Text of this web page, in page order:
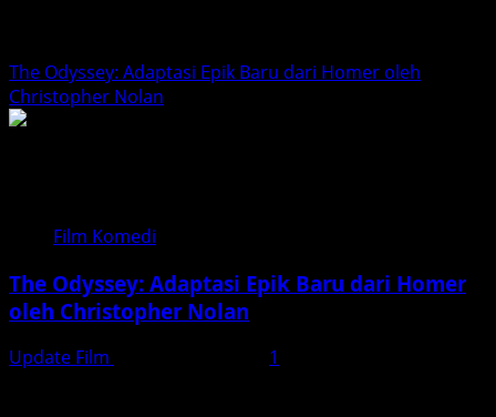
The Odyssey: Adaptasi Epik Baru dari Homer oleh
Christopher Nolan
Film Komedi
The Odyssey: Adaptasi Epik Baru dari Homer
oleh Christopher Nolan
Update Film
1